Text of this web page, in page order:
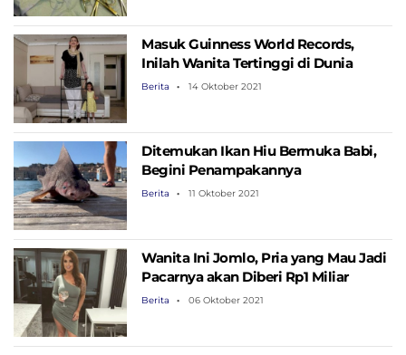
Masuk Guinness World Records,
Inilah Wanita Tertinggi di Dunia
Berita 14 Oktober 2021
Ditemukan Ikan Hiu Bermuka Babi,
Begini Penampakannya
Berita 11 Oktober 2021
Wanita Ini Jomlo, Pria yang Mau Jadi
Pacarnya akan Diberi Rp1 Miliar
Berita 06 Oktober 2021